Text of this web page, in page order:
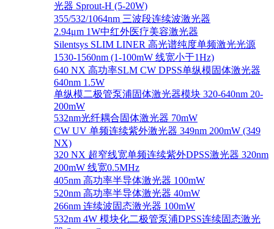
光器 Sprout-H (5-20W)
355/532/1064nm 三波段连续波激光器
2.94μm 1W中红外医疗美容激光器
Silentsys SLIM LINER 高光谱纯度单频激光光源
1530-1560nm (1-100mW 线宽小于1Hz)
640 NX 高功率SLM CW DPSS单纵模固体激光器
640nm 1.5W
单纵模二极管泵浦固体激光器模块 320-640nm 20-
200mW
532nm光纤耦合固体激光器 70mW
CW UV 单频连续紫外激光器 349nm 200mW (349
NX)
320 NX 超窄线宽单频连续紫外DPSS激光器 320nm
200mW 线宽0.5MHz
405nm 高功率半导体激光器 100mW
520nm 高功率半导体激光器 40mW
266nm 连续波固态激光器 100mW
532nm 4W 模块化二极管泵浦DPSS连续固态激光